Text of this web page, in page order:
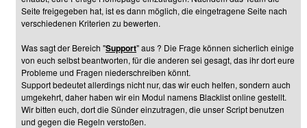
Seite freigegeben hat, ist es dann möglich, die eingetragene Seite nach
verschiedenen Kriterien zu bewerten.
Was sagt der Bereich "Support" aus ? Die Frage können sicherlich einige
von euch selbst beantworten, für die anderen sei gesagt, das ihr dort eure
Probleme und Fragen niederschreiben könnt.
Support bedeutet allerdings nicht nur, das wir euch helfen, sondern auch
umgekehrt, daher haben wir ein Modul namens Blacklist online gestellt.
Wir bitten euch, dort die Sünder einzutragen, die unser Script benutzen
und gegen die Regeln verstoßen.